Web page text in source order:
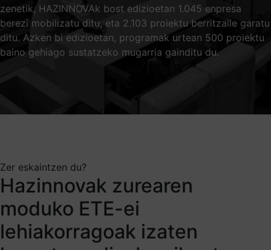
zenetik, HAZINNOVAk bost edizioetan 1.045 enpresa
berezi mobilizatu ditu, eta 2.103 proiektu berritzaile garatu
ditu. Azken bi edizioetan, programak urtean 500 proiektu
baino gehiago sustatzeko mugarria gainditu du.
Zer eskaintzen du?
Hazinnovak zurearen
moduko ETE-ei
lehiakorragoak izaten